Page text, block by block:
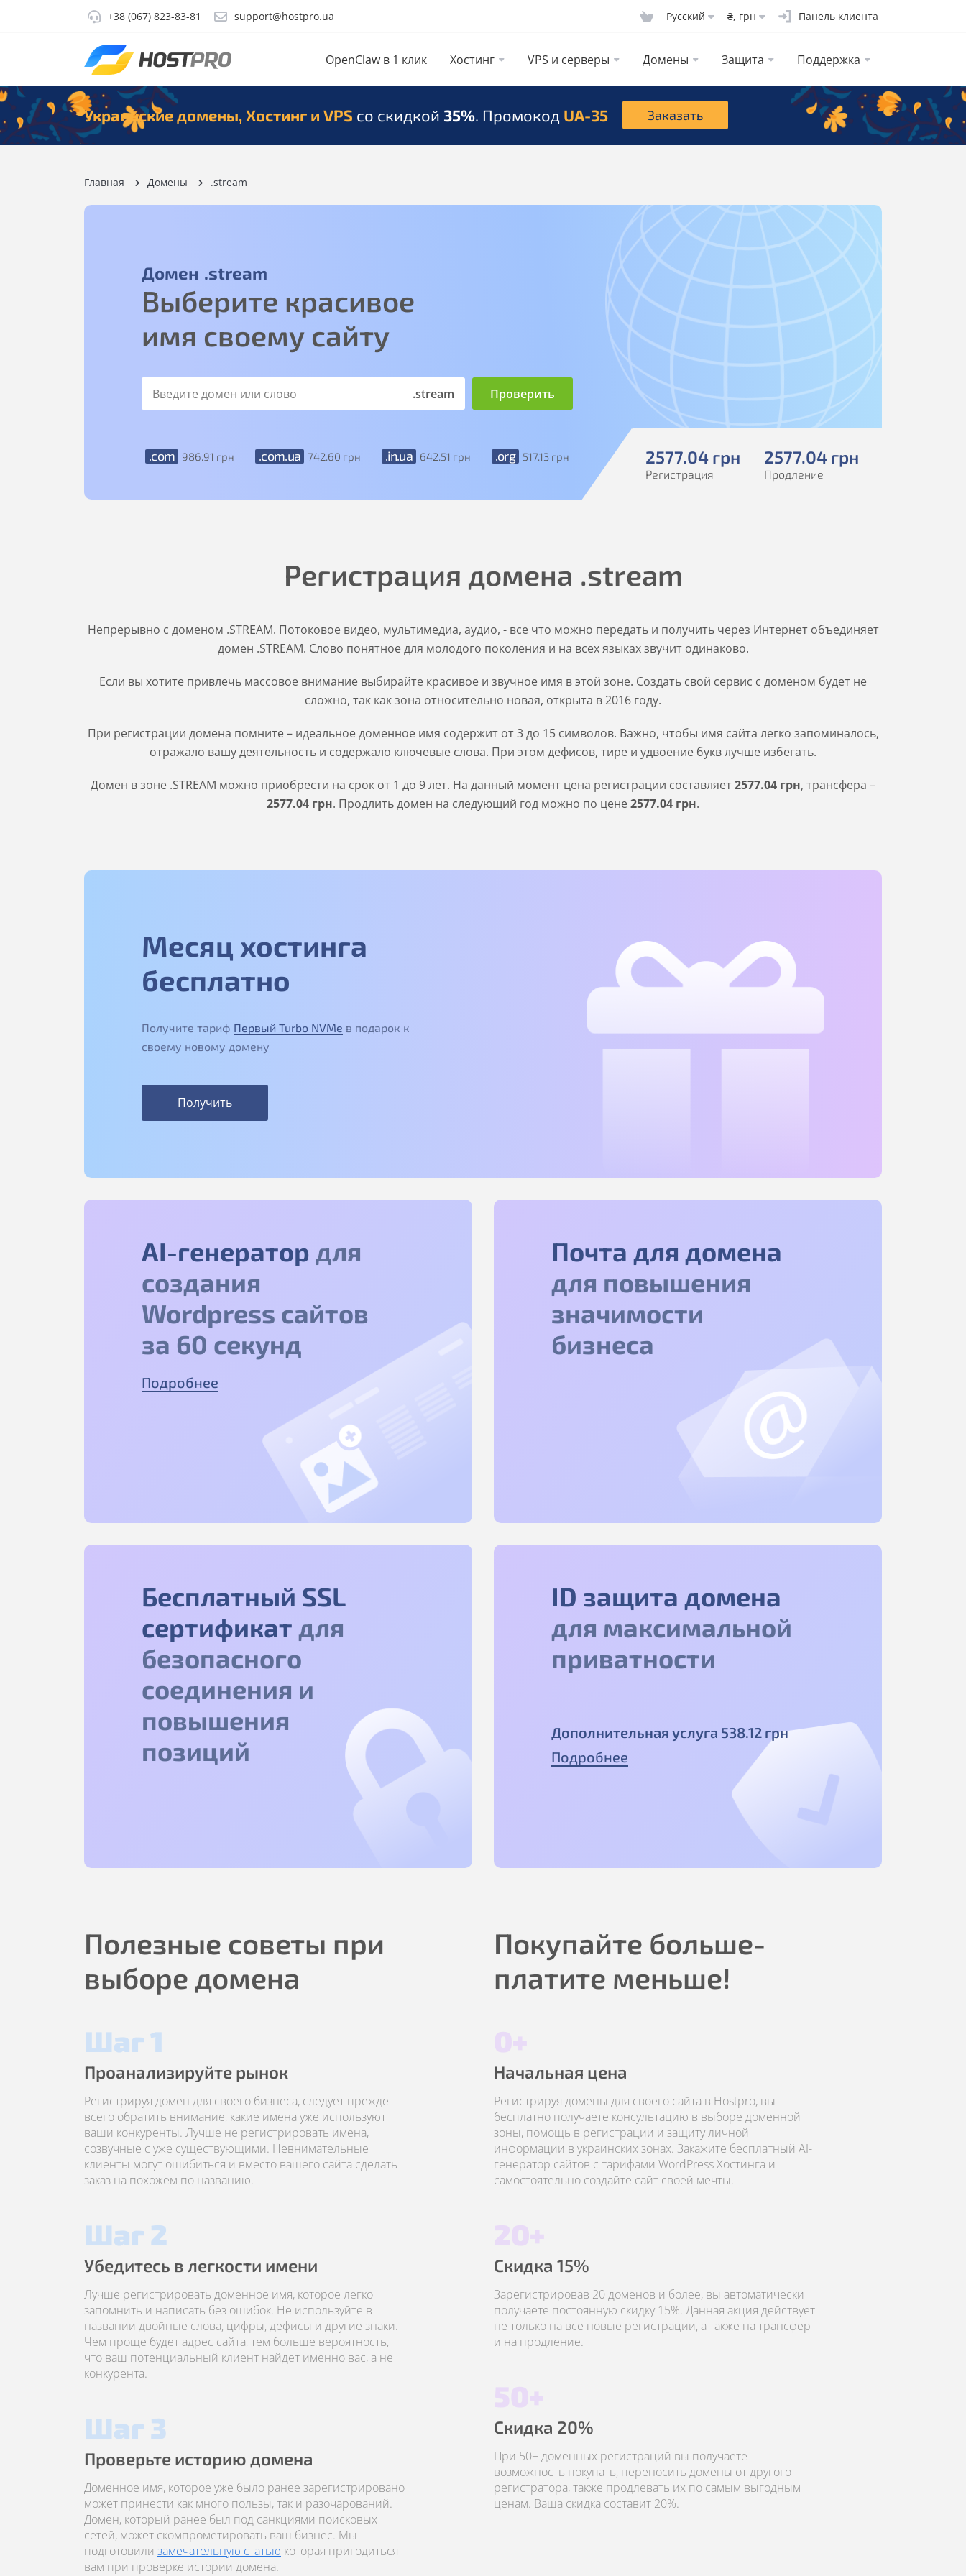
+38 (067) 823-83-81 support@hostpro.ua Русcкий ₴, грн Панель клиента
OpenClaw в 1 клик Хостинг VPS и серверы Домены Защита Поддержка
Украинские домены, Хостинг и VPS со скидкой 35%. Промокод UA-35 Заказать
Главная Домены .stream
Домен .stream
Выберите красивое
имя своему сайту
.stream
.com 986 .91 грн .com.ua 742 .60 грн .in.ua 642 .51 грн .org 517.13 грн 2577.04 грн
Регистрация
2577.04 грн
Продление
Регистрация домена .stream
Непрерывно с доменом .STREAM. Потоковое видео, мультимедиа, аудио, - все что можно передать и получить через Интернет объединяет
домен .STREAM. Слово понятное для молодого поколения и на всех языках звучит одинаково.
Если вы хотите привлечь массовое внимание выбирайте красивое и звучное имя в этой зоне. Создать свой сервис с доменом будет не
сложно, так как зона относительно новая, открыта в 2016 году.
При регистрации домена помните – идеальное доменное имя содержит от 3 до 15 символов. Важно, чтобы имя сайта легко запоминалось,
отражало вашу деятельность и содержало ключевые слова. При этом дефисов, тире и удвоение букв лучше избегать.
Домен в зоне .STREAM можно приобрести на срок от 1 до 9 лет. На данный момент цена регистрации составляет2577.04 грн, трансфера –
2577.04 грн. Продлить домен на следующий год можно по цене2577.04 грн.
Месяц хостинга
бесплатно
Получите тариф Первый Turbo NVMe в подарок к
своему новому домену
Получить
AI-генератор для
создания
Wordpress сайтов
за 60 секунд
Подробнее
Бесплатный SSL
сертификат для
безопасного
соединения и
повышения
позиций
Почта для домена
для повышения
значимости
бизнеса
ID защита домена
для максимальной
приватности
Дополнительная услуга 538.12 грн
Подробнее
Полезные советы при
выборе домена
Шаг 1
Проанализируйте рынок
Регистрируя домен для своего бизнеса, следует прежде
всего обратить внимание, какие имена уже используют
ваши конкуренты. Лучше не регистрировать имена,
созвучные с уже существующими. Невнимательные
клиенты могут ошибиться и вместо вашего сайта сделать
заказ на похожем по названию.
Шаг 2
Убедитесь в легкости имени
Лучше регистрировать доменное имя, которое легко
запомнить и написать без ошибок. Не используйте в
названии двойные слова, цифры, дефисы и другие знаки.
Чем проще будет адрес сайта, тем больше вероятность,
что ваш потенциальный клиент найдет именно вас, а не
конкурента.
Шаг 3
Проверьте историю домена
Доменное имя, которое уже было ранее зарегистрировано
может принести как много пользы, так и разочарований.
Домен, который ранее был под санкциями поисковых
сетей, может скомпрометировать ваш бизнес. Мы
подготовили замечательную статью которая пригодиться
вам при проверке истории домена.
Покупайте больше-
платите меньше!
0+
Начальная цена
Регистрируя домены для своего сайта в Hostpro, вы
бесплатно получаете консультацию в выборе доменной
зоны, помощь в регистрации и защиту личной
информации в украинских зонах. Закажите бесплатный AI-
генератор сайтов с тарифами WordPress Хостинга и
самостоятельно создайте сайт своей мечты.
20+
Скидка 15%
Зарегистрировав 20 доменов и более, вы автоматически
получаете постоянную скидку 15%. Данная акция действует
не только на все новые регистрации, а также на трансфер
и на продление.
50+
Скидка 20%
При 50+ доменных регистраций вы получаете
возможность покупать, переносить домены от другого
регистратора, также продлевать их по самым выгодным
ценам. Ваша скидка составит 20%.